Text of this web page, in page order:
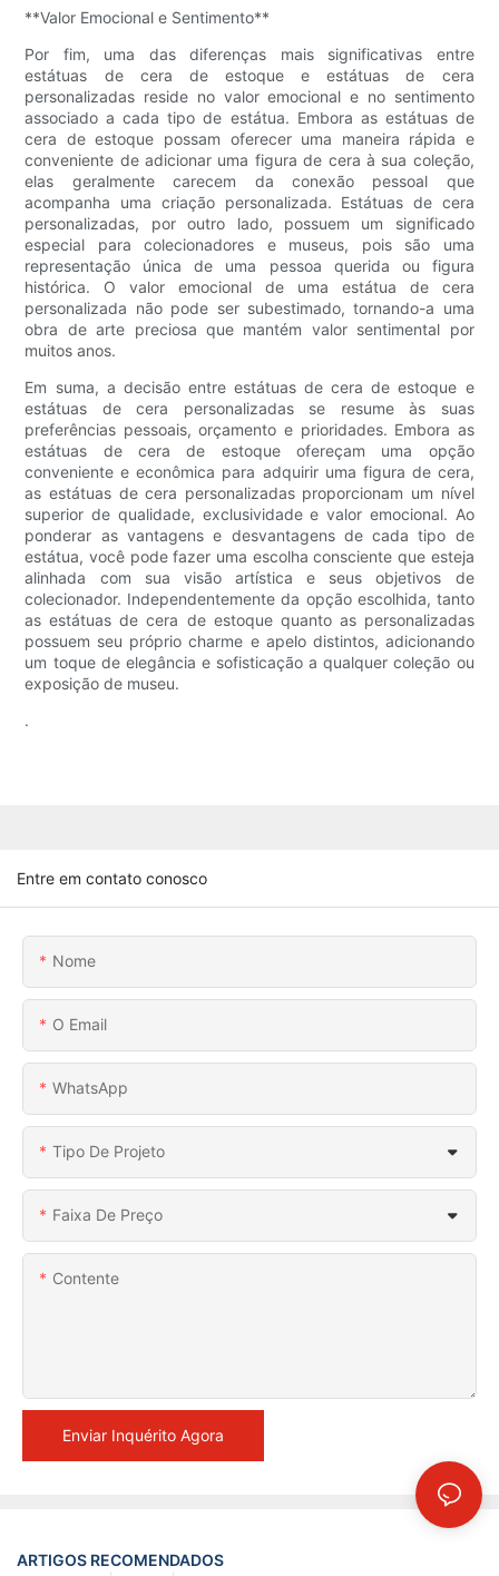
**Valor Emocional e Sentimento**
Por fim, uma das diferenças mais significativas entre
estátuas de cera de estoque e estátuas de cera
personalizadas reside no valor emocional e no sentimento
associado a cada tipo de estátua. Embora as estátuas de
cera de estoque possam oferecer uma maneira rápida e
conveniente de adicionar uma figura de cera à sua coleção,
elas geralmente carecem da conexão pessoal que
acompanha uma criação personalizada. Estátuas de cera
personalizadas, por outro lado, possuem um significado
especial para colecionadores e museus, pois são uma
representação única de uma pessoa querida ou figura
histórica. O valor emocional de uma estátua de cera
personalizada não pode ser subestimado, tornando-a uma
obra de arte preciosa que mantém valor sentimental por
muitos anos.
Em suma, a decisão entre estátuas de cera de estoque e
estátuas de cera personalizadas se resume às suas
preferências pessoais, orçamento e prioridades. Embora as
estátuas de cera de estoque ofereçam uma opção
conveniente e econômica para adquirir uma figura de cera,
as estátuas de cera personalizadas proporcionam um nível
superior de qualidade, exclusividade e valor emocional. Ao
ponderar as vantagens e desvantagens de cada tipo de
estátua, você pode fazer uma escolha consciente que esteja
alinhada com sua visão artística e seus objetivos de
colecionador. Independentemente da opção escolhida, tanto
as estátuas de cera de estoque quanto as personalizadas
possuem seu próprio charme e apelo distintos, adicionando
um toque de elegância e sofisticação a qualquer coleção ou
exposição de museu.
.
Entre em contato conosco
Nome
O Email
WhatsApp
Tipo De Projeto
Faixa De Preço
Contente
Enviar Inquérito Agora
ARTIGOS RECOMENDADOS